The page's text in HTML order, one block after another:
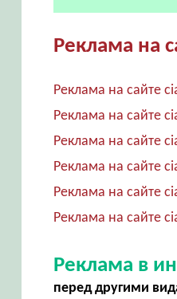
Реклама на
Реклама на сайте
Реклама на сайте
Реклама на сайте
Реклама на сайте
Реклама на сайте
Реклама на сайте
Реклама в
перед другими